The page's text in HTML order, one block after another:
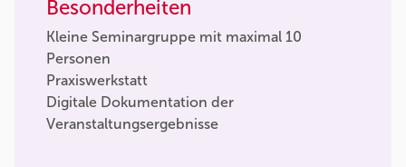
Besonderheiten
Kleine Seminargruppe mit maximal 10
Personen
Praxiswerkstatt
Digitale Dokumentation der
Veranstaltungsergebnisse